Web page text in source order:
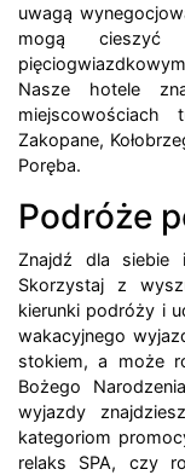
uwagą
mogą
Nasze hotele
Zakopane,
Poręba.
Podróże
Znajdź dla siebie
Skorzystaj z
kierunki podróży i
wakacyjnego
stokiem, a może
Bożego
wyjazdy
kategoriom
relaks SPA, czy